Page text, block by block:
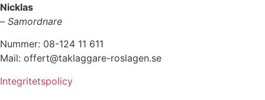
Nicklas
– Samordnare
Nummer: 08-124 11 611
Mail: offert@taklaggare-roslagen.se
Integritetspolicy